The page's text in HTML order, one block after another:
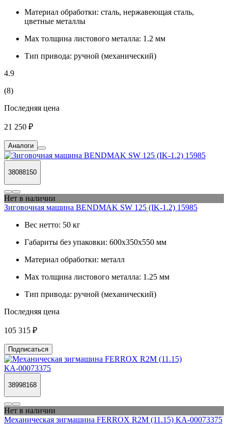
Материал обработки: сталь, нержавеющая сталь,
цветные металлы
Max толщина листового металла: 1.2 мм
Тип привода: ручной (механический)
4.9
(8)
Последняя цена
21 250 ₽
Аналоги
38088150
Нет в наличии
Зиговочная машина BENDMAK SW 125 (IK-1.2) 15985
Вес нетто: 50 кг
Габариты без упаковки: 600х350х550 мм
Материал обработки: металл
Max толщина листового металла: 1.25 мм
Тип привода: ручной (механический)
Последняя цена
105 315 ₽
Подписаться
38998168
Нет в наличии
Механическая зигмашина FERROX R2M (11.15) КА-00073375